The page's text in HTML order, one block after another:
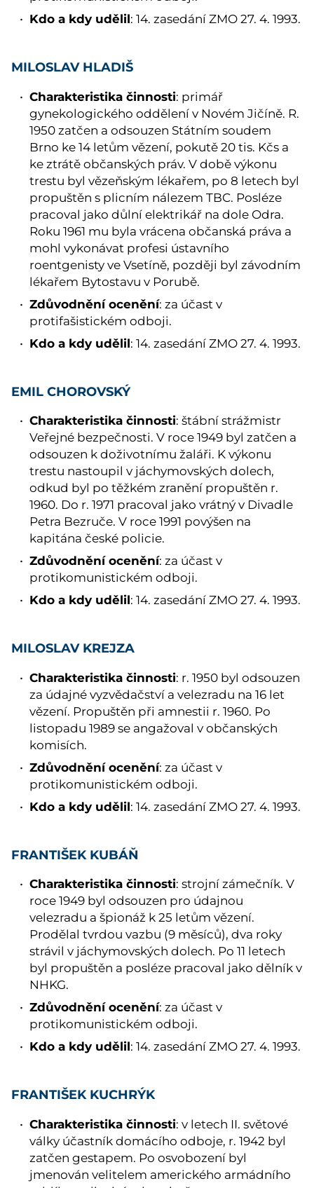
Kdo a kdy udělil: 14. zasedání ZMO 27. 4. 1993.
MILOSLAV HLADIŠ
Charakteristika činnosti: primář
gynekologického oddělení v Novém Jičíně. R.
1950 zatčen a odsouzen Státním soudem
Brno ke 14 letům vězení, pokutě 20 tis. Kčs a
ke ztrátě občanských práv. V době výkonu
trestu byl vězeňským lékařem, po 8 letech byl
propuštěn s plicním nálezem TBC. Posléze
pracoval jako důlní elektrikář na dole Odra.
Roku 1961 mu byla vrácena občanská práva a
mohl vykonávat profesi ústavního
roentgenisty ve Vsetíně, později byl závodním
lékařem Bytostavu v Porubě.
Zdůvodnění ocenění: za účast v
protifašistickém odboji.
Kdo a kdy udělil: 14. zasedání ZMO 27. 4. 1993.
EMIL CHOROVSKÝ
Charakteristika činnosti: štábní strážmistr
Veřejné bezpečnosti. V roce 1949 byl zatčen a
odsouzen k doživotnímu žaláři. K výkonu
trestu nastoupil v jáchymovských dolech,
odkud byl po těžkém zranění propuštěn r.
1960. Do r. 1971 pracoval jako vrátný v Divadle
Petra Bezruče. V roce 1991 povýšen na
kapitána české policie.
Zdůvodnění ocenění: za účast v
protikomunistickém odboji.
Kdo a kdy udělil: 14. zasedání ZMO 27. 4. 1993.
MILOSLAV KREJZA
Charakteristika činnosti: r. 1950 byl odsouzen
za údajné vyzvědačství a velezradu na 16 let
vězení. Propuštěn při amnestii r. 1960. Po
listopadu 1989 se angažoval v občanských
komisích.
Zdůvodnění ocenění: za účast v
protikomunistickém odboji.
Kdo a kdy udělil: 14. zasedání ZMO 27. 4. 1993.
FRANTIŠEK KUBÁŇ
Charakteristika činnosti: strojní zámečník. V
roce 1949 byl odsouzen pro údajnou
velezradu a špionáž k 25 letům vězení.
Prodělal tvrdou vazbu (9 měsíců), dva roky
strávil v jáchymovských dolech. Po 11 letech
byl propuštěn a posléze pracoval jako dělník v
NHKG.
Zdůvodnění ocenění: za účast v
protikomunistickém odboji.
Kdo a kdy udělil: 14. zasedání ZMO 27. 4. 1993.
FRANTIŠEK KUCHRÝK
Charakteristika činnosti: v letech II. světové
války účastník domácího odboje, r. 1942 byl
zatčen gestapem. Po osvobození byl
jmenován velitelem amerického armádního